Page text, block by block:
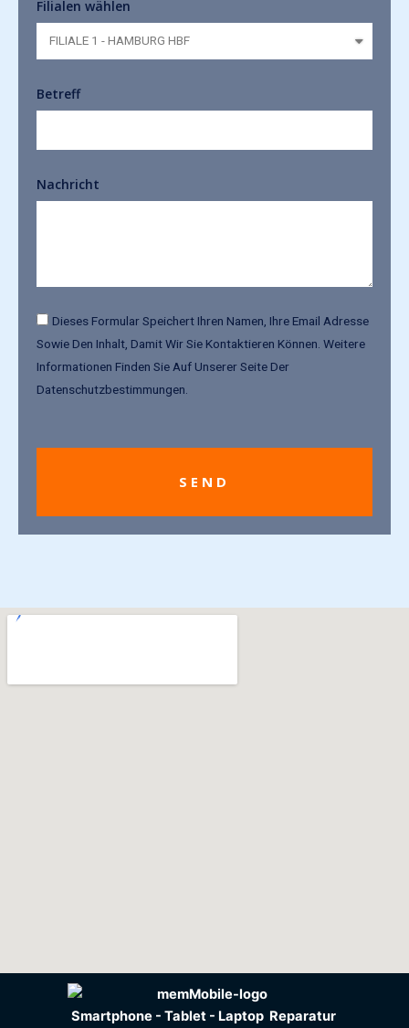
Filialen wählen
Betreff
Nachricht
Dieses Formular Speichert Ihren Namen, Ihre Email Adresse
Sowie Den Inhalt, Damit Wir Sie Kontaktieren Können. Weitere
Informationen Finden Sie Auf Unserer Seite Der
Datenschutzbestimmungen.
SEND
Smartphone - Tablet - Laptop Reparatur